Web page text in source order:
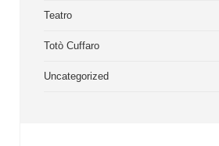
Teatro
Totò Cuffaro
Uncategorized